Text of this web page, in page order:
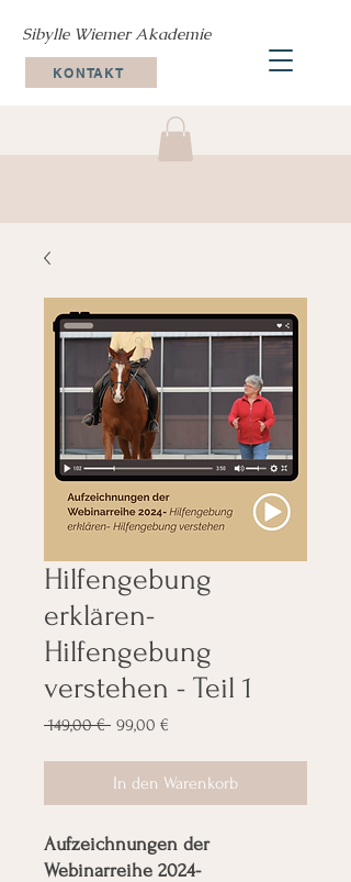
Sibylle Wiemer Akademie
KONTAKT
Hilfengebung
erklären-
Hilfengebung
verstehen - Teil 1
149,00 € Standardpreis
99,00 €
In den Warenkorb
Aufzeichnungen der
Webinarreihe 2024-